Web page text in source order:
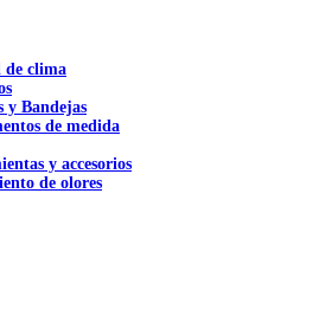
de clima
y Bandejas
de medida
y accesorios
de olores
y fungicidas
para cultivo de